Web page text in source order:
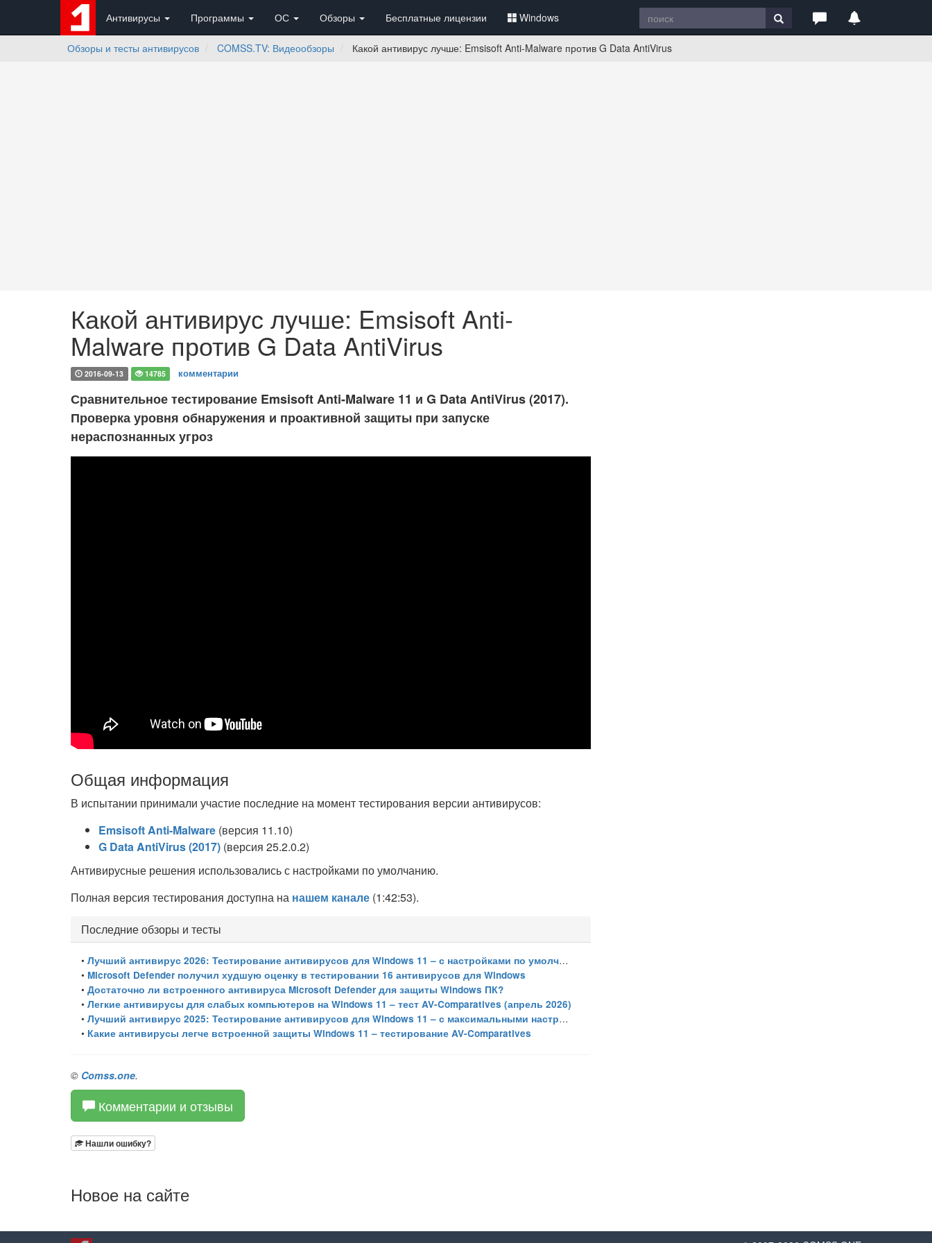
Антивирусы Программы ОС Обзоры Бесплатные лицензии Windows
Обзоры и тесты антивирусов COMSS.TV: Видеообзоры Какой антивирус лучше: Emsisoft Anti-Malware против G Data AntiVirus
Какой антивирус лучше: Emsisoft Anti-
Malware против G Data AntiVirus
2016-09-13 14785 комментарии
Сравнительное тестирование Emsisoft Anti-Malware 11 и G Data AntiVirus (2017).
Проверка уровня обнаружения и проактивной защиты при запуске
нераспознанных угроз
Общая информация
В испытании принимали участие последние на момент тестирования версии антивирусов:
Emsisoft Anti-Malware (версия 11.10)
G Data AntiVirus (2017) (версия 25.2.0.2)
Антивирусные решения использовались с настройками по умолчанию.
Полная версия тестирования доступна на нашем канале (1:42:53).
Последние обзоры и тесты
• Лучший антивирус 2026: Тестирование антивирусов для Windows 11 – с настройками по умолчанию
• Microsoft Defender получил худшую оценку в тестировании 16 антивирусов для Windows
• Достаточно ли встроенного антивируса Microsoft Defender для защиты Windows ПК?
• Легкие антивирусы для слабых компьютеров на Windows 11 – тест AV-Comparatives (апрель 2026)
• Лучший антивирус 2025: Тестирование антивирусов для Windows 11 – с максимальными настройками
• Какие антивирусы легче встроенной защиты Windows 11 – тестирование AV-Comparatives
© Comss.one.
Комментарии и отзывы
Нашли ошибку?
Новое на сайте